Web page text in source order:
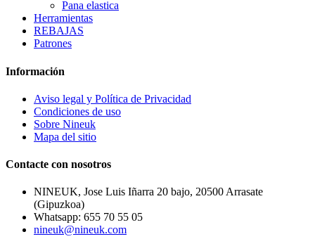
Pana elastica
Herramientas
REBAJAS
Patrones
Información
Aviso legal y Política de Privacidad
Condiciones de uso
Sobre Nineuk
Mapa del sitio
Contacte con nosotros
NINEUK, Jose Luis Iñarra 20 bajo, 20500 Arrasate
(Gipuzkoa)
Whatsapp: 655 70 55 05
nineuk@nineuk.com